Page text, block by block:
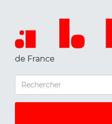
de France
RECHERCHER